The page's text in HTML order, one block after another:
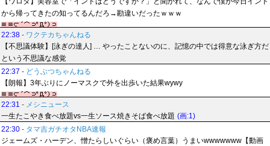
から帰ってきたの知ってるんだろ→勘違いだったｗｗｗ
22:38 - ワクテカちゃんねる
【不思議体験】[泳ぎの達人] … やったことないのに、記憶の中では得意な泳ぎ方だ
という不思議な感覚
22:37 - どうぶつちゃんねる
【朗報】3年ぶりにノーマスクで外を出歩いた結果wywy
22:31 - メシニュース
一生たこやき食べ放題vs一生ソース焼きそば食べ放題 (画:1)
22:30 - タマ吉ガチオタNBA速報
ジェームズ・ハーデン、憎たらしいぐらい（褒め言葉）うまいwwwwwww【動画